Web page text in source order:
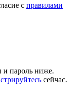
с правилами
и пароль ниже.
сейчас.